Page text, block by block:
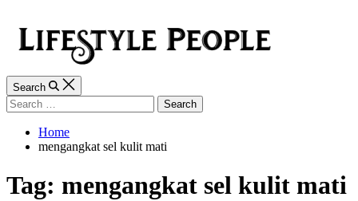
Search
Search
for:
Home
mengangkat sel kulit mati
Tag: mengangkat sel kulit mati